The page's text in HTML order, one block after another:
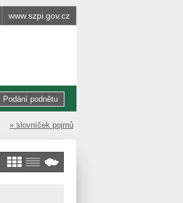
www.szpi.gov.cz
Podání podnětu
» slovníček pojmů